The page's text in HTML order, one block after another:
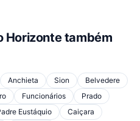
Horizontetambém
Anchieta Sion
Belvedere
Funcionários
Prado
Eustáquio
Caiçara